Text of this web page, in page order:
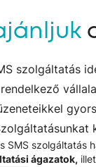
szolgáltatás
SMS szolgáltatás
ágazatok,